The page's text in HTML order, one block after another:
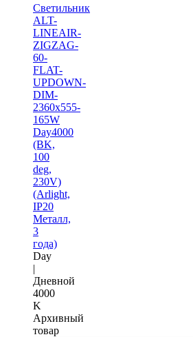
Светильник
ALT-
LINEAIR-
ZIGZAG-
60-
FLAT-
UPDOWN-
DIM-
2360x555-
165W
Day4000
(BK,
100
deg,
230V)
(Arlight,
IP20
Металл,
3
года)
Day
|
Дневной
4000
K
Архивный
товар